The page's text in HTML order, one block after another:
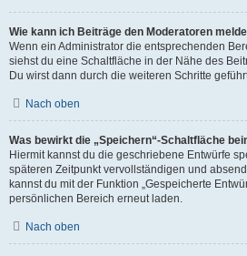
Wie kann ich Beiträge den Moderatoren
Wenn ein Administrator die entsprechenden
siehst du eine Schaltfläche in der Nähe des
Du wirst dann durch die weiteren Schritte
Nach oben
Was bewirkt die „Speichern“-Schaltfläche
Hiermit kannst du die geschriebene Entwürfe
späteren Zeitpunkt vervollständigen und
kannst du mit der Funktion „Gespeicherte
persönlichen Bereich erneut laden.
Nach oben